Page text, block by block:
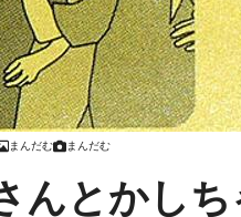
まんだむ まんだむ
んとかしち